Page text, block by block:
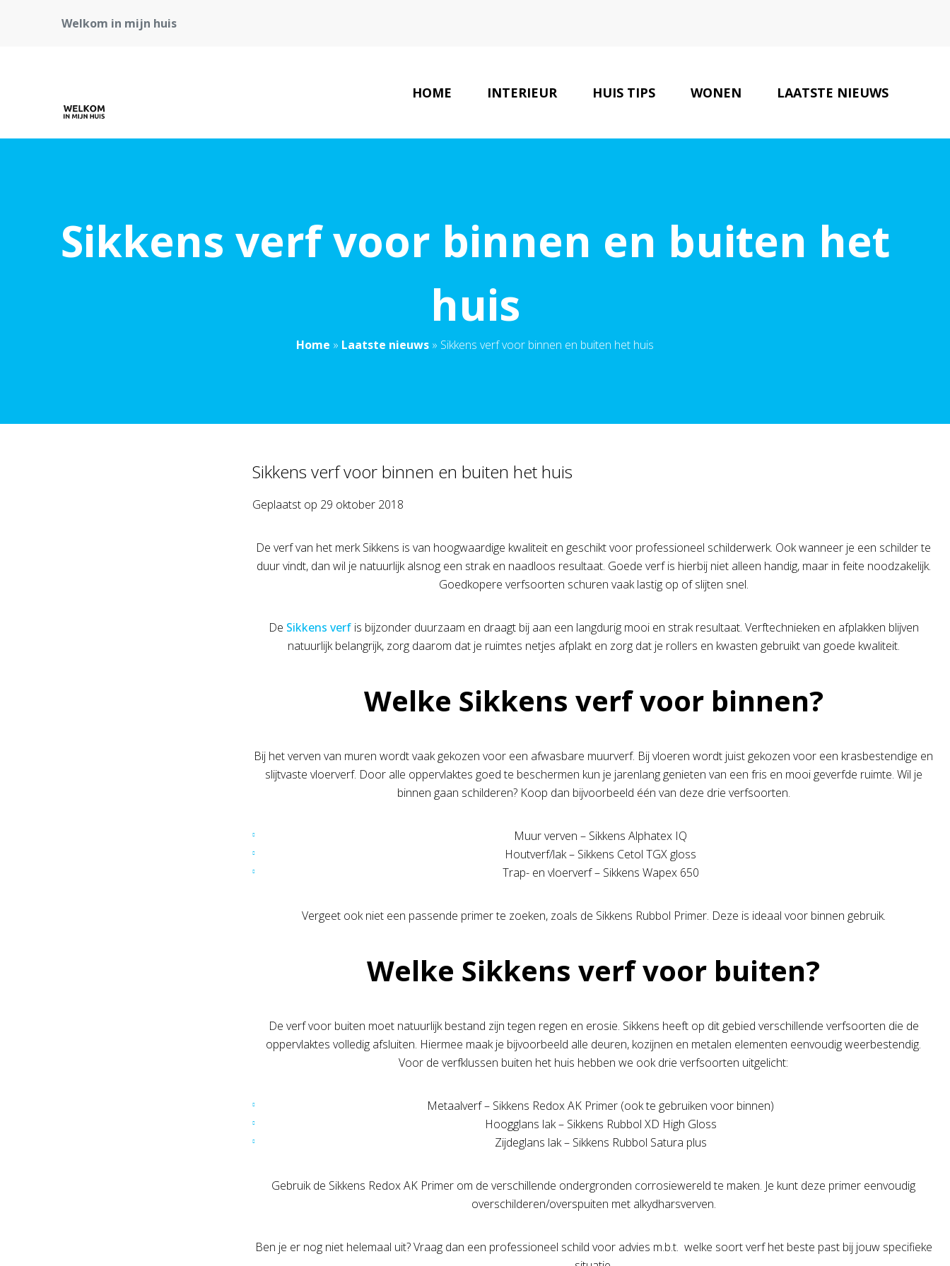
Welkom in mijn huis
HOME INTERIEUR HUIS TIPS WONEN LAATSTE NIEUWS
Sikkens verf voor binnen en buiten het
huis
Home » Laatste nieuws » Sikkens verf voor binnen en buiten het huis
Sikkens verf voor binnen en buiten het huis
Geplaatst op 29 oktober 2018
De verf van het merk Sikkens is van hoogwaardige kwaliteit en geschikt voor professioneel schilderwerk. Ook wanneer je een schilder te
duur vindt, dan wil je natuurlijk alsnog een strak en naadloos resultaat. Goede verf is hierbij niet alleen handig, maar in feite noodzakelijk.
Goedkopere verfsoorten schuren vaak lastig op of slijten snel.
De Sikkens verfis bijzonder duurzaam en draagt bij aan een langdurig mooi en strak resultaat. Verftechnieken en afplakken blijven
natuurlijk belangrijk, zorg daarom dat je ruimtes netjes afplakt en zorg dat je rollers en kwasten gebruikt van goede kwaliteit.
Welke Sikkens verf voor binnen?
Bij het verven van muren wordt vaak gekozen voor een afwasbare muurverf. Bij vloeren wordt juist gekozen voor een krasbestendige en
slijtvaste vloerverf. Door alle oppervlaktes goed te beschermen kun je jarenlang genieten van een fris en mooi geverfde ruimte. Wil je
binnen gaan schilderen? Koop dan bijvoorbeeld één van deze drie verfsoorten.
Muur verven – Sikkens Alphatex IQ
Houtverf/lak – Sikkens Cetol TGX gloss
Trap- en vloerverf – Sikkens Wapex 650
Vergeet ook niet een passende primer te zoeken, zoals de Sikkens Rubbol Primer. Deze is ideaal voor binnen gebruik.
Welke Sikkens verf voor buiten?
De verf voor buiten moet natuurlijk bestand zijn tegen regen en erosie. Sikkens heeft op dit gebied verschillende verfsoorten die de
oppervlaktes volledig afsluiten. Hiermee maak je bijvoorbeeld alle deuren, kozijnen en metalen elementen eenvoudig weerbestendig.
Voor de verfklussen buiten het huis hebben we ook drie verfsoorten uitgelicht:
Metaalverf – Sikkens Redox AK Primer (ook te gebruiken voor binnen)
Hoogglans lak – Sikkens Rubbol XD High Gloss
Zijdeglans lak – Sikkens Rubbol Satura plus
Gebruik de Sikkens Redox AK Primer om de verschillende ondergronden corrosiewereld te maken. Je kunt deze primer eenvoudig
overschilderen/overspuiten met alkydharsverven.
Ben je er nog niet helemaal uit? Vraag dan een professioneel schild voor advies m.b.t. welke soort verf het beste past bij jouw specifieke